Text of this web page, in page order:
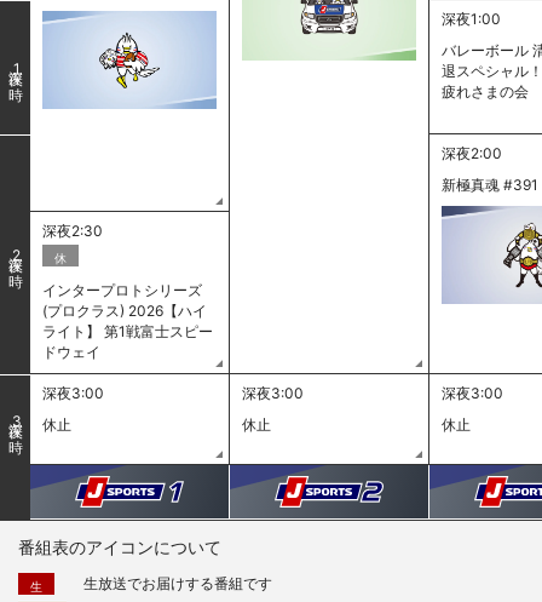
1
深夜1:00
バレーボール
退スペシャル
疲れさまの会
2
深夜2:00
新極真魂 #391
深夜2:30
休
インタープロトシリーズ
(プロクラス) 2026【ハイ
ライト】 第1戦富士スピー
ドウェイ
3
深夜3:00
休止
深夜3:00
休止
深夜3:00
休止
番組表のアイコンについて
生 生放送でお届けする番組です